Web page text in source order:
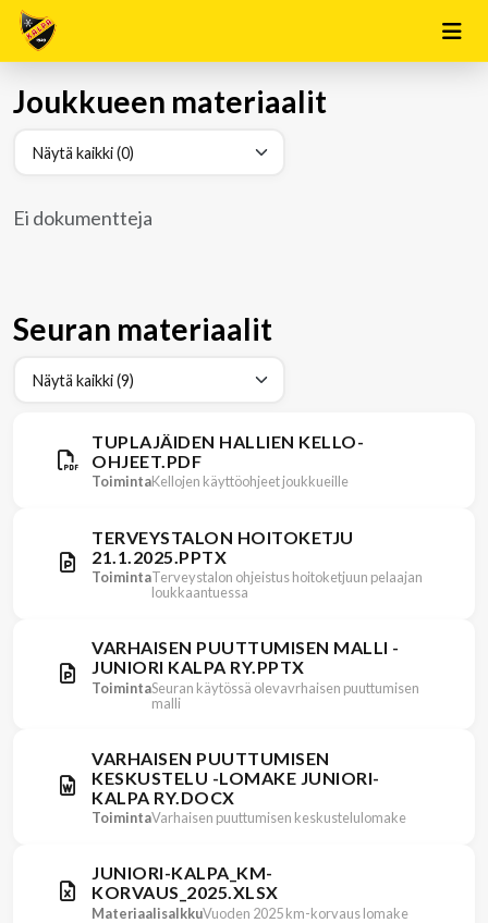
Joukkueen materiaalit
Ei dokumentteja
Seuran materiaalit
TUPLAJÄIDEN HALLIEN KELLO-
OHJEET.PDF
ToimintaKellojen käyttöohjeet joukkueille
TERVEYSTALON HOITOKETJU
21.1.2025.PPTX
ToimintaTerveystalon ohjeistus hoitoketjuun pelaajan
loukkaantuessa
VARHAISEN PUUTTUMISEN MALLI -
JUNIORI KALPA RY.PPTX
ToimintaSeuran käytössä olevavrhaisen puuttumisen
malli
VARHAISEN PUUTTUMISEN
KESKUSTELU -LOMAKE JUNIORI-
KALPA RY.DOCX
ToimintaVarhaisen puuttumisen keskustelulomake
JUNIORI-KALPA_KM-
KORVAUS_2025.XLSX
MateriaalisalkkuVuoden 2025 km-korvaus lomake